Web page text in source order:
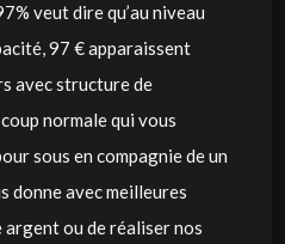
veut dire qu’au niveau
97 € apparaissent
avec structure de
normale qui vous
sous en compagnie de un
donne avec meilleures
ou de réaliser nos